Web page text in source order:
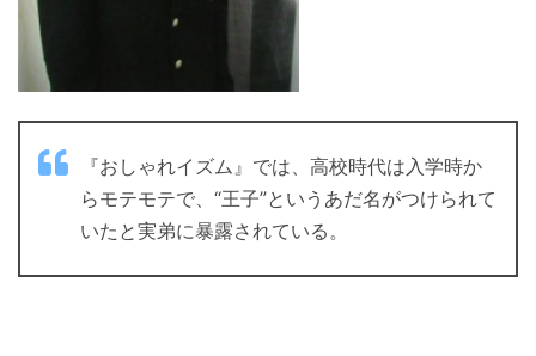
『おしゃれイズム』では、高校時代は入学時か
らモテモテで、“王子”というあだ名がつけられて
いたと実弟に暴露されている。